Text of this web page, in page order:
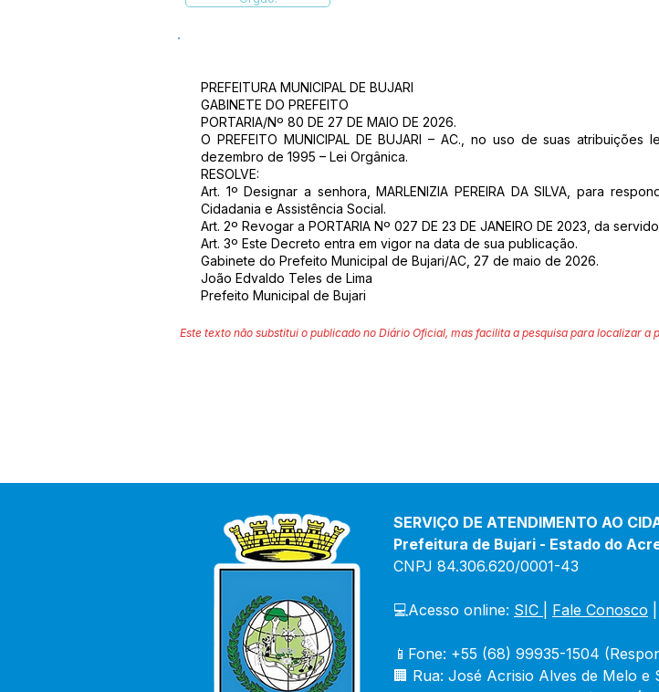
PREFEITURA MUNICIPAL DE BUJARI
GABINETE DO PREFEITO
PORTARIA/Nº 80 DE 27 DE MAIO DE 2026.
O PREFEITO MUNICIPAL DE BUJARI – AC., no uso de suas
dezembro de 1995 – Lei Orgânica.
RESOLVE:
Art. 1º Designar a senhora, MARLENIZIA PEREIRA DA SILVA, para
Cidadania e Assistência Social.
Art. 2º Revogar a PORTARIA Nº 027 DE 23 DE JANEIRO DE 2023, da
Art. 3º Este Decreto entra em vigor na data de sua publicação.
Gabinete do Prefeito Municipal de Bujari/AC, 27 de maio de 2026.
João Edvaldo Teles de Lima
Prefeito Municipal de Bujari
Este texto não substitui o publicado no Diário Oficial, mas facilita a pesquisa para localizar a
SERVIÇO DE ATENDIMENTO AO
Prefeitura de Bujari - Estado do
CNPJ 84.306.620/0001-43
💻Acesso online: SIC Fale Conosco
📱Fone: +55 (68) 99935-1504
🏢 Rua: José Acrisio Alves de Melo e